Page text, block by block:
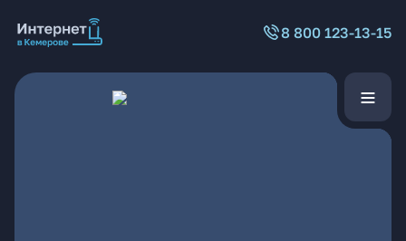
8 800 123-13-15